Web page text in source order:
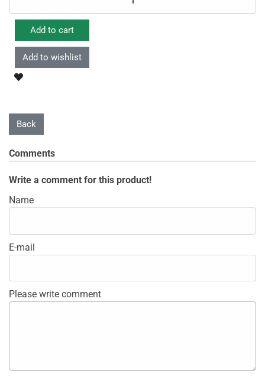
Comments
Write a comment for this product!
Name
E-mail
Please write comment